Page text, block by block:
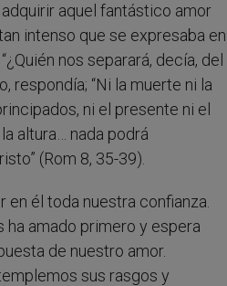
aquel fantástico amor
intenso que se expresaba en
nos separará, decía, del
respondía; “Ni la muerte ni la
ni el presente ni el
altura… nada podrá
(Rom 8, 35-39).
en él toda nuestra confianza.
ha amado primero y espera
de nuestro amor.
sus rasgos y